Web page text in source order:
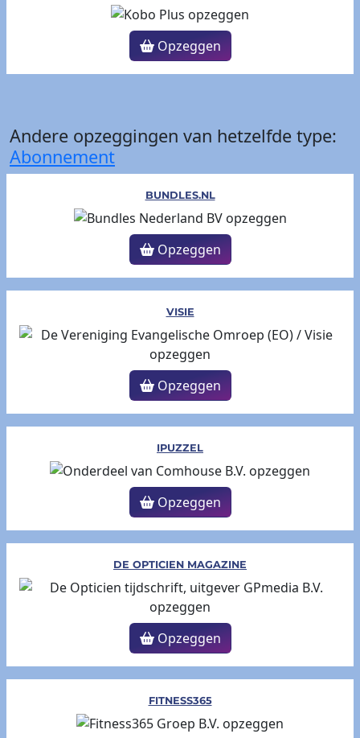
Opzeggen
Andere opzeggingen van hetzelfde type:
Abonnement
BUNDLES.NL
Opzeggen
VISIE
Opzeggen
IPUZZEL
Opzeggen
DE OPTICIEN MAGAZINE
Opzeggen
FITNESS365